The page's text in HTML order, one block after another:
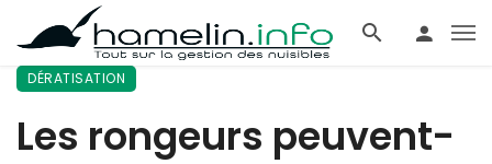
DÉRATISATION
Les rongeurs peuvent-